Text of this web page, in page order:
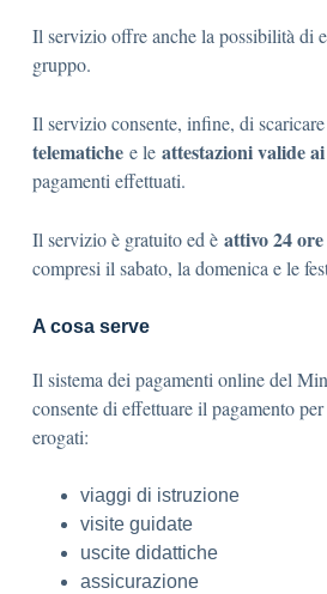
Il servizio offre anche la possibilità di
gruppo.
Il servizio consente, infine, di
telematiche e le attestazioni valide
pagamenti effettuati.
Il servizio è gratuito ed è attivo 24
compresi il sabato, la domenica e le
A cosa serve
Il sistema dei pagamenti online del
consente di effettuare il pagamento
erogati:
viaggi di istruzione
visite guidate
uscite didattiche
assicurazione